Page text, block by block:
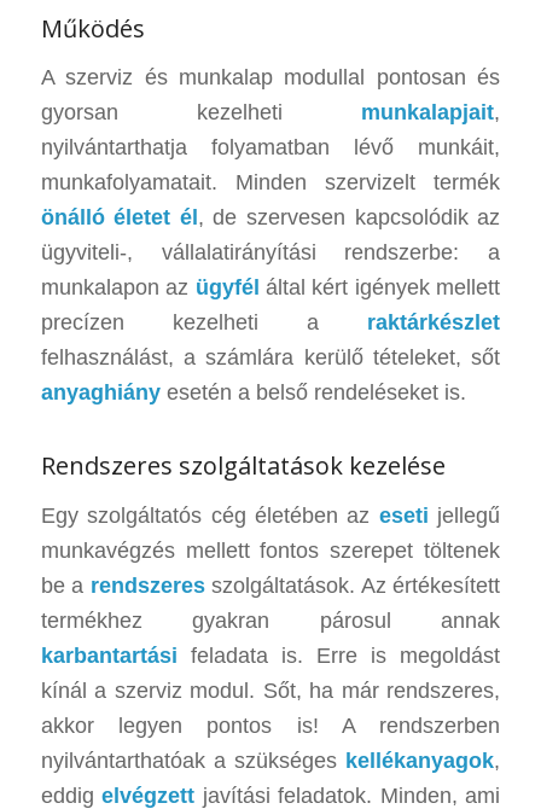
Működés
A szerviz és munkalap modullal pontosan és
gyorsan kezelheti munkalapjait,
nyilvántarthatja folyamatban lévő munkáit,
munkafolyamatait. Minden szervizelt termék
önálló életet él, de szervesen kapcsolódik az
ügyviteli-, vállalatirányítási rendszerbe: a
munkalapon az ügyfél által kért igények mellett
precízen kezelheti a raktárkészlet
felhasználást, a számlára kerülő tételeket, sőt
anyaghiányesetén a belső rendeléseket is.
Rendszeres szolgáltatások kezelése
Egy szolgáltatós cég életében az eseti jellegű
munkavégzés mellett fontos szerepet töltenek
be a rendszeresszolgáltatások. Az értékesített
termékhez gyakran párosul annak
karbantartási feladata is. Erre is megoldást
kínál a szerviz modul. Sőt, ha már rendszeres,
akkor legyen pontos is! A rendszerben
nyilvántarthatóak a szükséges kellékanyagok,
eddigelvégzett javítási feladatok. Minden, ami